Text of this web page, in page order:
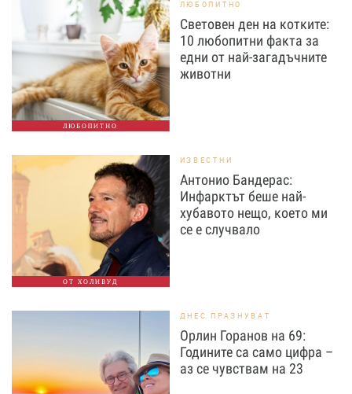
ЛЮБОПИТНО
ЛЮБОПИТНО
Световен ден на котките:
10 любопитни факта за
едни от най-загадъчните
животни
ОТ ХОЛИВУД
ИЗВЕСТНИ
Антонио Бандерас:
Инфарктът беше най-
хубавото нещо, което ми
се е случвало
ДНЕС ПРАЗНУВАТ
Орлин Горанов на 69:
Годините са само цифра –
аз се чувствам на 23